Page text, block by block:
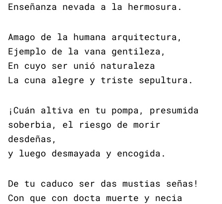
Enseñanza nevada a la hermosura.
Amago de la humana arquitectura,
Ejemplo de la vana gentileza,
En cuyo ser unió naturaleza
La cuna alegre y triste sepultura.
¡Cuán altiva en tu pompa, presumida
soberbia, el riesgo de morir
desdeñas,
y luego desmayada y encogida.
De tu caduco ser das mustias señas!
Con que con docta muerte y necia